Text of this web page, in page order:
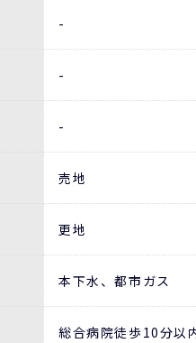
-
-
-
売地
更地
本下水、都市ガス
総合病院徒歩10分以